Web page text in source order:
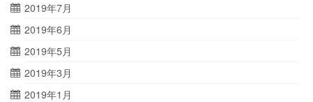
2019年7月
2019年6月
2019年5月
2019年3月
2019年1月